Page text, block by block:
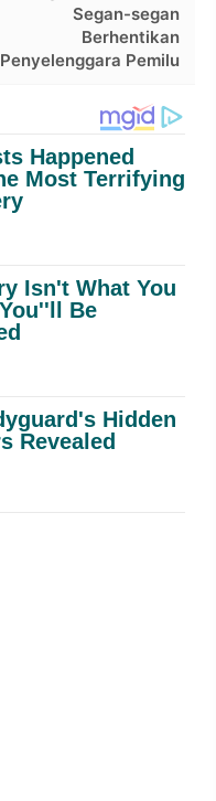
Segan-segan
Berhentikan
Penyelenggara Pemilu